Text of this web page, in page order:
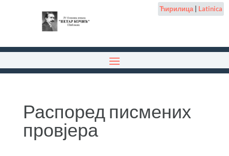
Ћирилица| Latinica
Распоред писмених
провјера